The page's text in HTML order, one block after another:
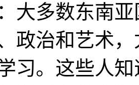
大多数东南
政治和艺术
习。这些人